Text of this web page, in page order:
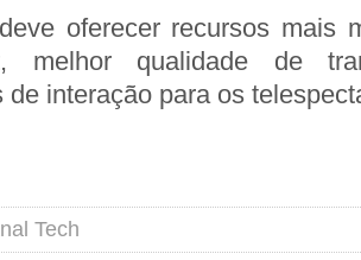
oferecer recursos mais
melhor qualidade de
de interação para os
Tech